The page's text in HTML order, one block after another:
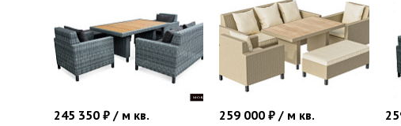
245 350 ₽ / м кв. 259 000 ₽ / м кв.